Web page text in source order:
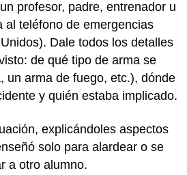
profesor, padre, entrenador u
al teléfono de emergencias
Dale todos los detalles
de qué tipo de arma se
un arma de fuego, etc.), dónde
y quién estaba implicado.
explicándoles aspectos
solo para alardear o se
a otro alumno.